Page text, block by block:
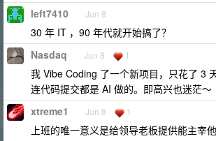
left7410 Jun 8
30 年 IT ，90 年代就开始搞了？
Nasdaq Jun 8 1
我 Vibe Coding 了一个新项目，只花了 3
连代码提交都是 AI 做的。即高兴也迷茫～
xtreme1 Jun 8 1
上班的唯一意义是给领导老板提供能主宰